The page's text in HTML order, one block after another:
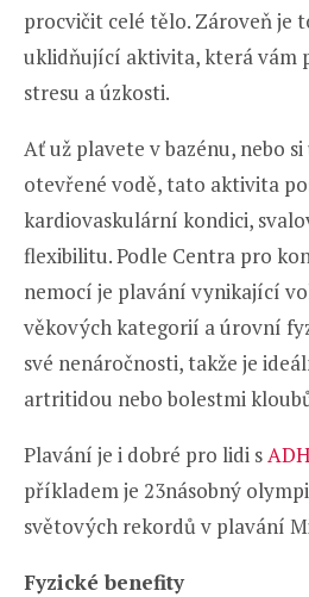
procvičit celé tělo. Zároveň je
uklidňující aktivita, která vám
stresu a úzkosti.
Ať už plavete v bazénu, nebo
otevřené vodě, tato aktivita
kardiovaskulární kondici,
flexibilitu. Podle Centra pro
nemocí je plavání vynikající
věkových kategorií a úrovní
své nenáročnosti, takže je
artritidou nebo bolestmi
Plavání je i dobré pro lidi s
příkladem je 23násobný
světových rekordů v plavání
Fyzické benefity